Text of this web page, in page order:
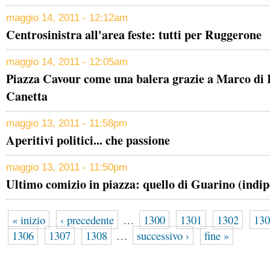
maggio 14, 2011 - 12:12am
Centrosinistra all'area feste: tutti per Ruggerone
maggio 14, 2011 - 12:05am
Piazza Cavour come una balera grazie a Marco di
Canetta
maggio 13, 2011 - 11:58pm
Aperitivi politici... che passione
maggio 13, 2011 - 11:50pm
Ultimo comizio in piazza: quello di Guarino
« inizio ‹ precedente … 1300 1301 1302
1306
1307 1308 … successivo › fine »